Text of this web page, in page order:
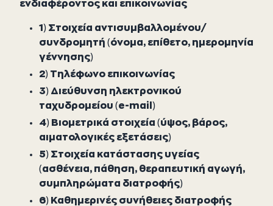
ενδιαφέροντος και επικοινωνίας
1) Στοιχεία αντισυμβαλλομένου/
συνδρομητή (όνομα, επίθετο, ημερομηνία
γέννησης)
2) Τηλέφωνο επικοινωνίας
3) Διεύθυνση ηλεκτρονικού
ταχυδρομείου (e-mail)
4) Βιομετρικά στοιχεία (ύψος, βάρος,
αιματολογικές εξετάσεις)
5) Στοιχεία κατάστασης υγείας
(ασθένεια, πάθηση, θεραπευτική αγωγή,
συμπληρώματα διατροφής)
6) Καθημερινές συνήθειες διατροφής